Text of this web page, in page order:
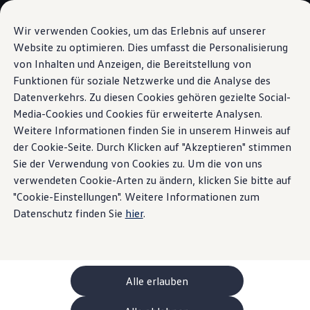
Wir verwenden Cookies, um das Erlebnis auf unserer
Website zu optimieren. Dies umfasst die Personalisierung
von Inhalten und Anzeigen, die Bereitstellung von
Funktionen für soziale Netzwerke und die Analyse des
Datenverkehrs. Zu diesen Cookies gehören gezielte Social-
Media-Cookies und Cookies für erweiterte Analysen.
Weitere Informationen finden Sie in unserem Hinweis auf
der Cookie-Seite. Durch Klicken auf "Akzeptieren" stimmen
Sie der Verwendung von Cookies zu. Um die von uns
verwendeten Cookie-Arten zu ändern, klicken Sie bitte auf
"Cookie-Einstellungen". Weitere Informationen zum
Datenschutz finden Sie hier.
Alle erlauben
Zum
Hauptinhalt
springen
Zum
Footer
springen
Ihre Konfiguration
Sondermodelle UNITED
Beratung und Kauf
Aktuelle Angebote
Geschäftskunden und Flotten
Sofort verfügbare Fahrzeuge
Occasionen
Finanzierung
Leasing-Rechner
Elektromobilität
Kosten und Finanzierung
Laden und Reichweite
Zuhause Laden
Unterwegs Laden
Bidirektionales Laden
Erneuerbare Energielösung: Helion
ChargeOn
Technologie und Batterie
Wie das Batteriesystem der ID. Modelle
IQ.LIGHT
Das kann Siesehen
lassen